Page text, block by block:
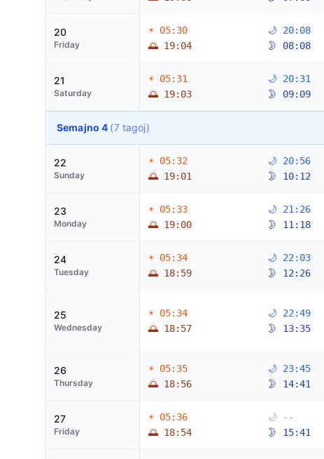
20
Friday
☀ 05:30
🌅 19:04
🌙 20:08
🌛 08:08
21
Saturday
☀ 05:31
🌅 19:03
🌙 20:31
🌛 09:09
Semajno 4 (7 tagoj)
22
Sunday
☀ 05:32
🌅 19:01
🌙 20:56
🌛 10:12
23
Monday
☀ 05:33
🌅 19:00
🌙 21:26
🌛 11:18
24
Tuesday
☀ 05:34
🌅 18:59
🌙 22:03
🌛 12:26
25
Wednesday
☀ 05:34
🌅 18:57
🌙 22:49
🌛 13:35
26
Thursday
☀ 05:35
🌅 18:56
🌙 23:45
🌛 14:41
27
Friday
☀ 05:36
🌅 18:54
🌙 --
🌛 15:41